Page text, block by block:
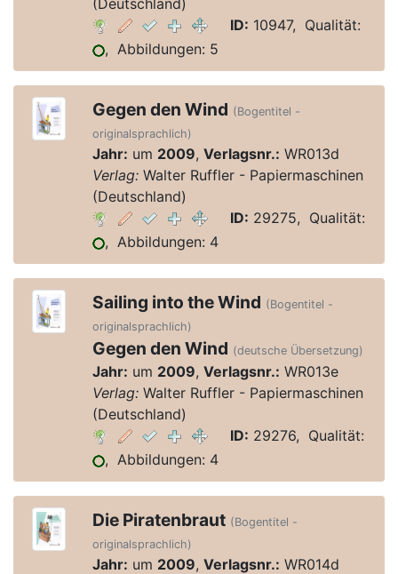
(Deutschland)
ID: 10947, Qualität:
, Abbildungen: 5
Gegen den Wind (Bogentitel -
originalsprachlich)
Jahr: um 2009, Verlagsnr.: WR013d
Verlag:Walter Ruffler - Papiermaschinen
(Deutschland)
ID: 29275, Qualität:
, Abbildungen: 4
Sailing into the Wind (Bogentitel -
originalsprachlich)
Gegen den Wind (deutsche Übersetzung)
Jahr: um 2009, Verlagsnr.: WR013e
Verlag:Walter Ruffler - Papiermaschinen
(Deutschland)
ID: 29276, Qualität:
, Abbildungen: 4
Die Piratenbraut (Bogentitel -
originalsprachlich)
Jahr: um 2009, Verlagsnr.: WR014d